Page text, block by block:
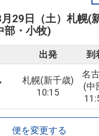
29日（土） 札幌(
部・小牧)
出発 到
札幌(新千歳)
10:15
名
(中
便を変更する